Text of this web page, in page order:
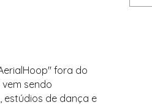
fora do
sendo
estúdios de dança e